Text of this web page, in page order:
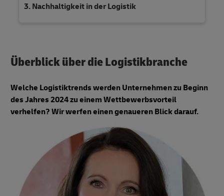
Nachhaltigkeit in der Logistik
Überblick über die Logistikbranche
Welche Logistiktrends werden Unternehmen zu Beginn
des Jahres 2024 zu einem Wettbewerbsvorteil
verhelfen? Wir werfen einen genaueren Blick darauf.